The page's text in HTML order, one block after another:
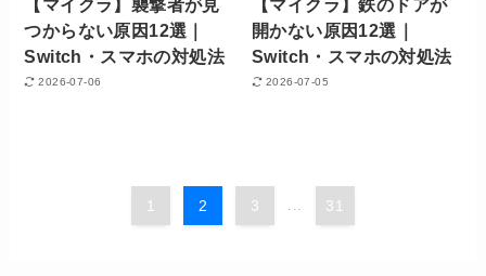
【マイクラ】襲撃者が見
つからない原因12選｜
Switch・スマホの対処法
2026-07-06
【マイクラ】鉄のドアが
開かない原因12選｜
Switch・スマホの対処法
2026-07-05
1 2 3 31